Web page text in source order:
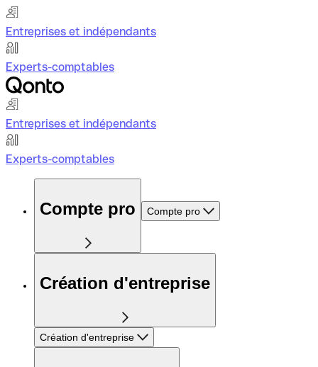
Entreprises et indépendants
Experts-comptables
Entreprises et indépendants
Experts-comptables
Compte pro Compte pro
Création d'entreprise
Création d'entreprise